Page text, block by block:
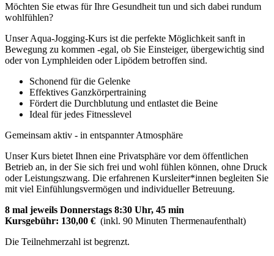
Möchten Sie etwas für Ihre Gesundheit tun und sich dabei rundum
wohlfühlen?
Unser Aqua-Jogging-Kurs ist die perfekte Möglichkeit sanft in
Bewegung zu kommen -egal, ob Sie Einsteiger, übergewichtig sind
oder von Lymphleiden oder Lipödem betroffen sind.
Schonend für die Gelenke
Effektives Ganzkörpertraining
Fördert die Durchblutung und entlastet die Beine
Ideal für jedes Fitnesslevel
Gemeinsam aktiv - in entspannter Atmosphäre
Unser Kurs bietet Ihnen eine Privatsphäre vor dem öffentlichen
Betrieb an, in der Sie sich frei und wohl fühlen können, ohne Druck
oder Leistungszwang. Die erfahrenen Kursleiter*innen begleiten Sie
mit viel Einfühlungsvermögen und individueller Betreuung.
8 mal jeweils Donnerstags 8:30 Uhr, 45 min
Kursgebühr: 130,00 € (inkl. 90 Minuten Thermenaufenthalt)
Die Teilnehmerzahl ist begrenzt.